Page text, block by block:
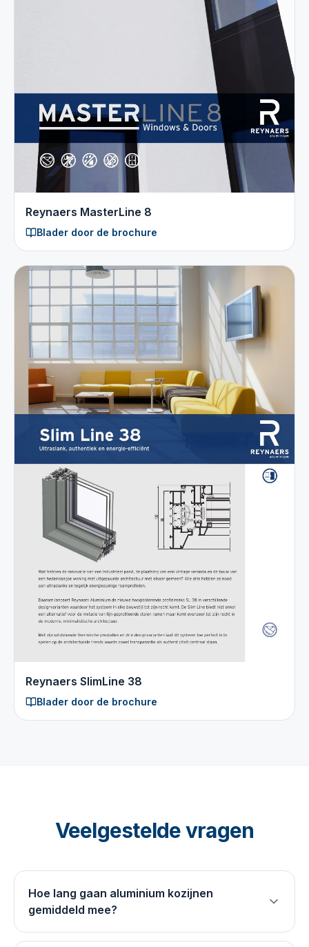
Reynaers MasterLine 8
Blader door de brochure
Reynaers SlimLine 38
Blader door de brochure
Veelgestelde vragen
Hoe lang gaan aluminium kozijnen
gemiddeld mee?